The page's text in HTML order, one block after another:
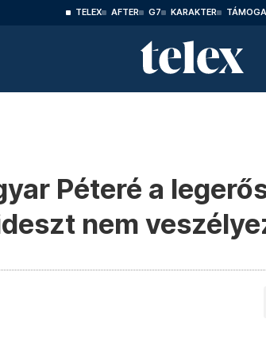
TELEX AFTER G7 KARAKTER
Péteré a
nem